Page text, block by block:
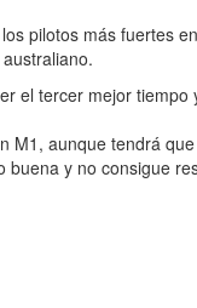
pilotos más fuertes
el tercer mejor
aunque tendrá
y no consigue